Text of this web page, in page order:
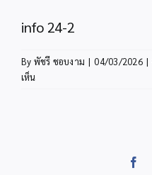
info 24-2
By พัชรี ชอบงาม | 04/03/2026 |
เห็น